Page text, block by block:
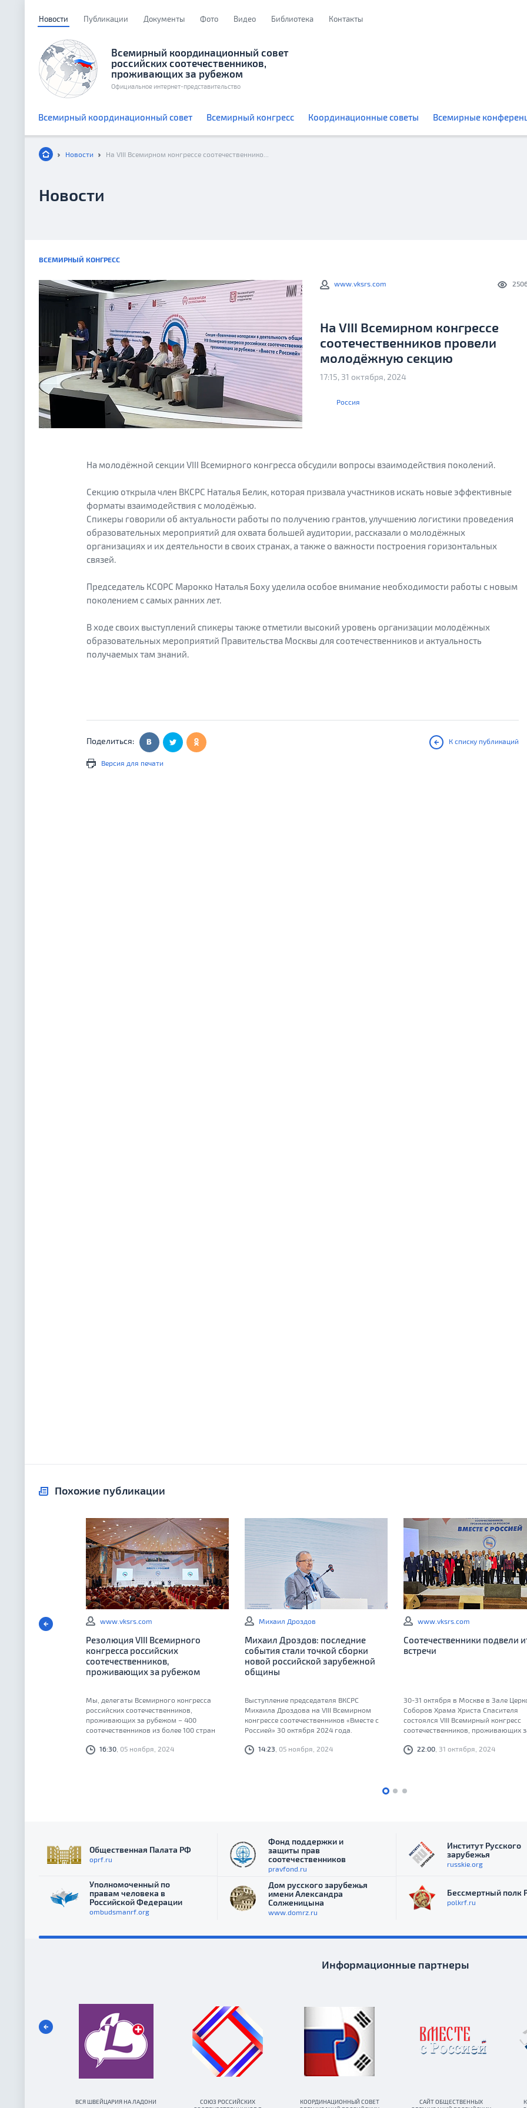
Новости Публикации Документы Фото Видео Библиотека Контакты
Всемирный координационный совет
российских соотечественников,
проживающих за рубежом
Официальное интернет-представительство
Всемирный координационный совет Всемирный конгресс Координационные советы Всемирные
Новости
Новости
ВСЕМИРНЫЙ КОНГРЕСС
www.vksrs.com
На VIII Всемирном конгрессе
соотечественников провели
молодёжную секцию
17:15, 31 октября, 2024
Россия
На молодёжной секции VIII Всемирного конгресса обсудили вопросы взаимодействия поколений.
Секцию открыла член ВКСРС Наталья Белик, которая призвала участников искать новые эффективные
форматы взаимодействия с молодёжью.
Спикеры говорили об актуальности работы по получению грантов, улучшению логистики проведения
образовательных мероприятий для охвата большей аудитории, рассказали о молодёжных
организациях и их деятельности в своих странах, а также о важности построения горизонтальных
связей.
Председатель КСОРС Марокко Наталья Боху уделила особое внимание необходимости работы с новым
поколением с самых ранних лет.
В ходе своих выступлений спикеры также отметили высокий уровень организации молодёжных
образовательных мероприятий Правительства Москвы для соотечественников и актуальность
получаемых там знаний.
К списку публикаций
Поделиться:
Версия для печати
Похожие публикации
www.vksrs.com
Резолюция VIII Всемирного
конгресса российских
соотечественников,
проживающих за рубежом
Мы, делегаты Всемирного конгресса
российских соотечественников,
проживающих за рубежом – 400
соотечественников из более 100 стран
Федерации за организацию форума в
16:30 , 05 ноября, 2024
Михаил Дроздов
Михаил Дроздов: последние
события стали точкой сборки
новой российской зарубежной
общины
Выступление председателя ВКСРС
Михаила Дроздова на VIII Всемирном
конгрессе соотечественников «Вместе с
Россией» 30 октября 2024 года.
14:23 , 05 ноября, 2024
www.vksrs.com
Соотечественники подвели
встречи
30-31 октября в Москве в Зале
Соборов Храма Христа Спасителя
состоялся VIII Всемирный конгресс
соотечественников, проживающих
«Вместе с Россией» приняли участие
представители федеральных органов
22:00 , 31 октября, 2024
Общественная Палата РФ
oprf.ru
Уполномоченный по
правам человека в
Российской Федерации
ombudsmanrf.org
Фонд поддержки и
защиты прав
соотечественников
pravfond.ru
Дом русского зарубежья
имени Александра
Солженицына
www.domrz.ru
Институт Русского
зарубежья
russkie.org
Бессмертный полк
polkrf.ru
Информационные партнеры
ВСЯ ШВЕЙЦАРИЯ НА ЛАДОНИ
СОЮЗ РОССИЙСКИХ
КООРДИНАЦИОННЫЙ СОВЕТ
САЙТ ОБЩЕСТВЕННЫХ